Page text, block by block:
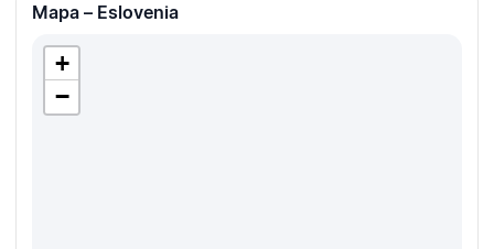
Mapa – Eslovenia
+
−